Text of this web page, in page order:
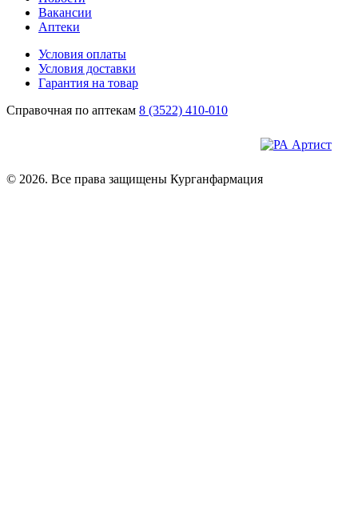
Вакансии
Аптеки
Условия оплаты
Условия доставки
Гарантия на товар
Справочная по аптекам 8 (3522) 410-010
© 2026. Все права защищены Курганфармация